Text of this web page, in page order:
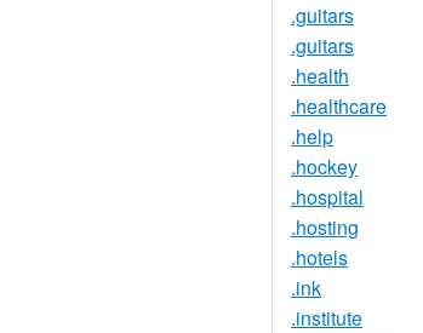
.guitars
.guitars
.health
.healthcare
.help
.hockey
.hospital
.hosting
.hotels
.ink
.institute